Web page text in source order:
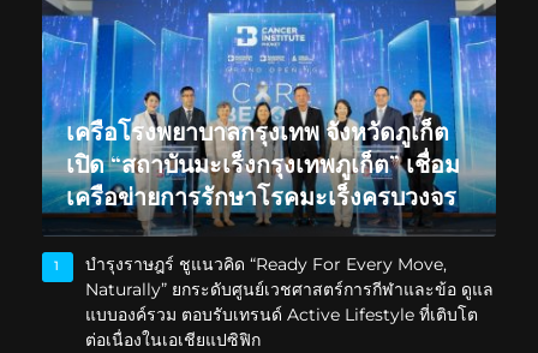
เครือโรงพยาบาลกรุงเทพ จังหวัดภูเก็ต
เปิด “สถาบันมะเร็งกรุงเทพภูเก็ต” เชื่อม
เครือข่ายการรักษาโรคมะเร็งครบวงจร
1
บำรุงราษฎร์ ชูแนวคิด “Ready For Every Move,
Naturally” ยกระดับศูนย์เวชศาสตร์การกีฬาและข้อ ดูแล
แบบองค์รวม ตอบรับเทรนด์ Active Lifestyle ที่เติบโต
ต่อเนื่องในเอเชียแปซิฟิก